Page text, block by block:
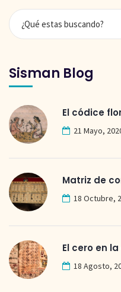
Sisman Blog
El códice
21 Mayo,
Matriz de
18 Octubre,
El cero en
18 Agosto,